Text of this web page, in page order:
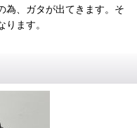
為、ガタが出てきます。そ
ます。